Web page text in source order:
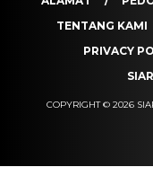
TENTANG KAMI
PRIVACY
COPYRIGHT © 2026